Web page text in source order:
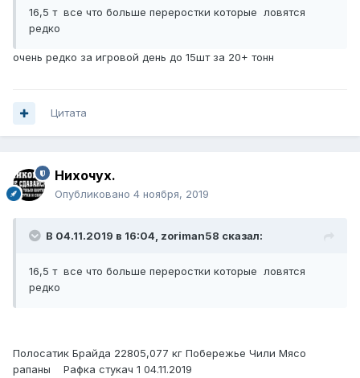
16,5 т все что больше переростки которые ловятся
редко
очень редко за игровой день до 15шт за 20+ тонн
Цитата
Нихочух.
Опубликовано 4 ноября, 2019
В 04.11.2019 в 16:04, zoriman58 сказал:
16,5 т все что больше переростки которые ловятся
редко
Полосатик Брайда 22805,077 кг Побережье Чили Мясо
рапаны Рафка стукач 1 04.11.2019